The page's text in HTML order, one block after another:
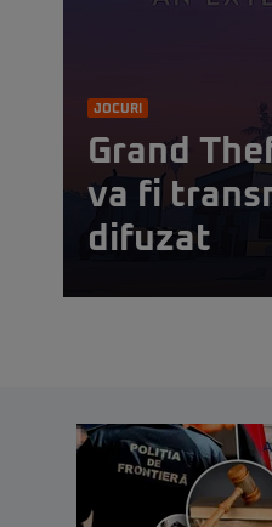
JOCURI
Grand
va fi
difuzat